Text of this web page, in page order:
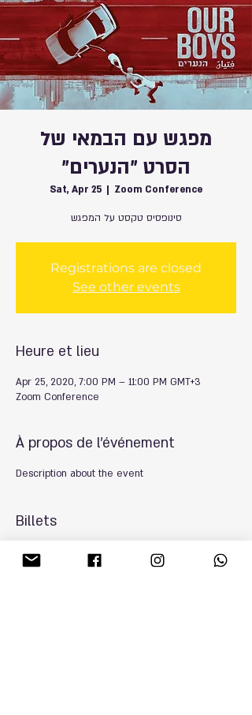
מפגש עם הבמאי של
הסרט ״הנערים״
Sat, Apr 25
  |
Zoom Conference
סינופסיס טקסט על המפגש
Registrations are closed
See other events
Heure et lieu
Apr 25, 2020, 7:00 PM – 11:00 PM GMT+3
Zoom Conference
À propos de l'événement
Description about the event
Billets
Sale ended